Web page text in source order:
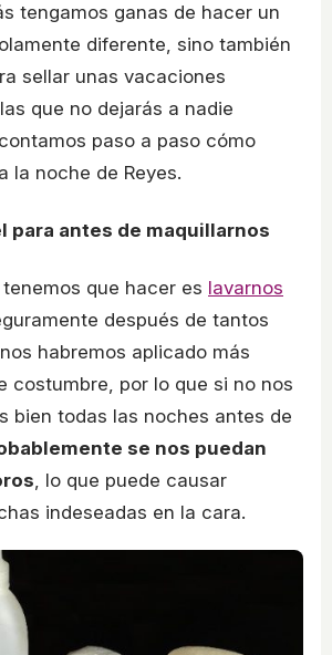
tengamos ganas de hacer un
diferente, sino también
sellar unas vacaciones
que no dejarás a nadie
paso a paso cómo
la noche de Reyes.
para antes de maquillarnos
que hacer es lavarnos
después de tantos
habremos aplicado más
costumbre, por lo que si no nos
bien todas las noches antes de
se nos puedan
, lo que puede causar
indeseadas en la cara.